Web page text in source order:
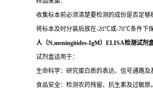
收集标本前必须清楚要检测的成份是否足
将标本及时分装后放在-20℃或-70℃条件下
人（N.meningitides-IgM）ELISA检测试剂
试剂盒适用于：
生命科学：研究蛋白质的表达、信号通路及
食品安全：检测农药残留、抗生素及过敏原。